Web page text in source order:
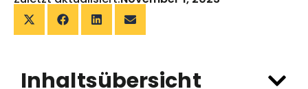
Inhaltsübersicht